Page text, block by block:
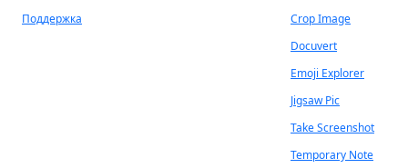
Поддержка
Crop Image
Docuvert
Emoji Explorer
Jigsaw Pic
Take Screenshot
Temporary Note